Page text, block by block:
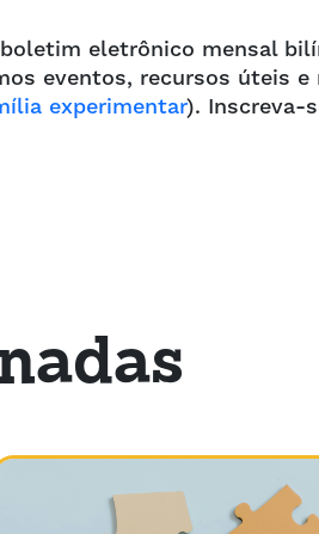
eletrônico mensal
eventos, recursos úteis
experimentar). Inscreva-